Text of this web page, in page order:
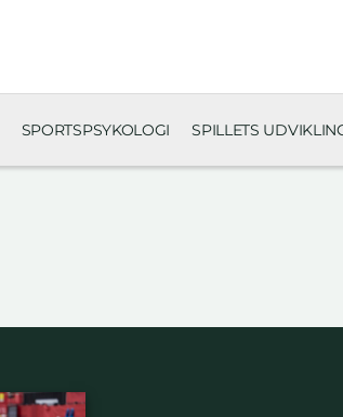
SPORTSPSYKOLOGI SPILLETS